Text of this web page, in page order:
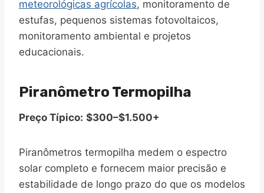
meteorológicas agrícolas, monitoramento de
estufas, pequenos sistemas fotovoltaicos,
monitoramento ambiental e projetos
educacionais.
Piranômetro Termopilha
Preço Típico: $300–$1.500+
Piranômetros termopilha medem o espectro
solar completo e fornecem maior precisão e
estabilidade de longo prazo do que os modelos